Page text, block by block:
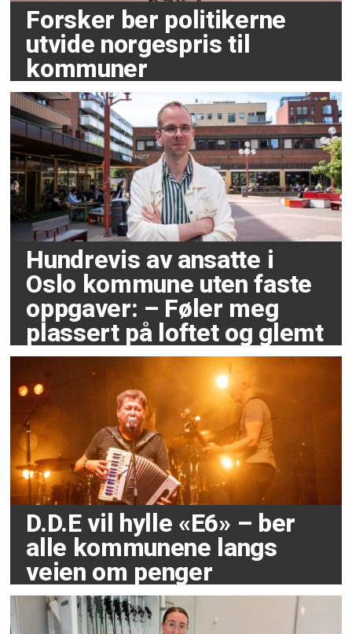
Forsker ber politikerne
utvide norgespris til
kommuner
Hundrevis av ansatte i
Oslo kommune uten faste
oppgaver: – Føler meg
plassert på loftet og glemt
D.D.E vil hylle «E6» – ber
alle kommunene langs
veien om penger